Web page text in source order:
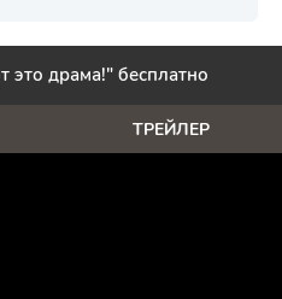
это драма!" бесплатно
ТРЕЙЛЕР